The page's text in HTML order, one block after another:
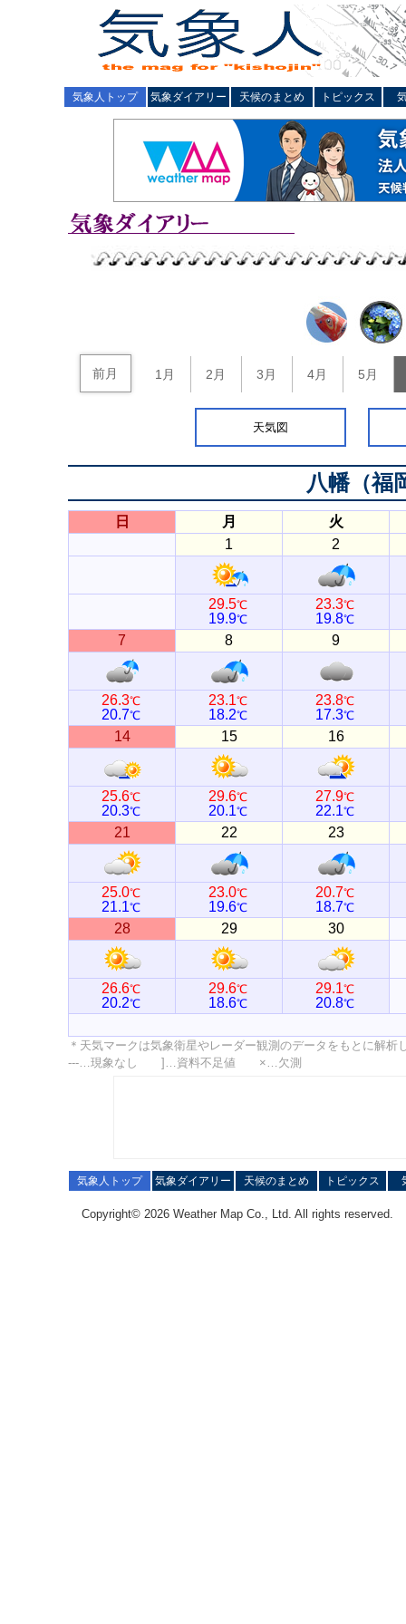
気象人トップ 気象ダイアリー 天候のまとめ トピックス
前月 1月 2月 3月 4月 5月
天気図
八幡（福
日 月
火
1
2
29.5℃
19.9℃
23.3℃
19.8℃
7 8 9
26.3℃
20.7℃
23.1℃
18.2℃
23.8℃
17.3℃
14 15 16
25.6℃
20.3℃
29.6℃
20.1℃
27.9℃
22.1℃
21 22 23
25.0℃
21.1℃
23.0℃
19.6℃
20.7℃
18.7℃
28 29 30
26.6℃
20.2℃
29.6℃
18.6℃
29.1℃
20.8℃
＊天気マークは気象衛星やレーダー観測のデータをもとに解
---…現象なし ]…資料不足値 ×…欠測
気象人トップ 気象ダイアリー 天候のまとめ トピックス
Copyright© 2026 Weather Map Co., Ltd. All rights reserved.